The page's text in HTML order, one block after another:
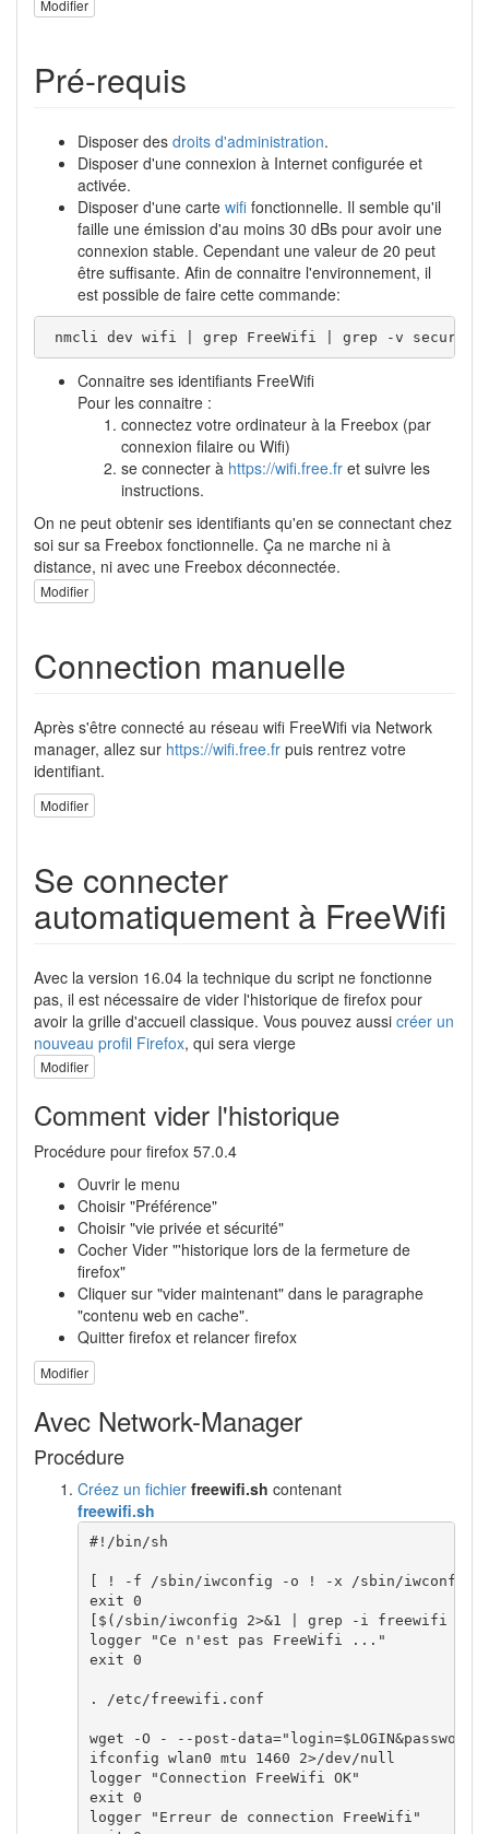
Modifier
Pré-requis
Disposer des droits d'administration.
Disposer d'une connexion à Internet configurée et
activée.
Disposer d'une carte wifi fonctionnelle. Il semble qu'il
faille une émission d'au moins 30 dBs pour avoir une
connexion stable. Cependant une valeur de 20 peut
être suffisante. Afin de connaitre l'environnement, il
est possible de faire cette commande:
nmcli dev wifi | grep FreeWifi | grep -v
Connaitre ses identifiants FreeWifi
Pour les connaitre :
connectez votre ordinateur à la Freebox (par
connexion filaire ou Wifi)
se connecter à https://wifi.free.fr et suivre les
instructions.
On ne peut obtenir ses identifiants qu'en se connectant chez
soi sur sa Freebox fonctionnelle. Ça ne marche ni à
distance, ni avec une Freebox déconnectée.
Modifier
Connection manuelle
Après s'être connecté au réseau wifi FreeWifi via Network
manager, allez sur https://wifi.free.fr puis rentrez votre
identifiant.
Modifier
Se connecter
automatiquement à FreeWifi
Avec la version 16.04 la technique du script ne fonctionne
pas, il est nécessaire de vider l'historique de firefox pour
avoir la grille d'accueil classique. Vous pouvez aussi créer un
nouveau profil Firefox, qui sera vierge
Modifier
Comment vider l'historique
Procédure pour firefox 57.0.4
Ouvrir le menu
Choisir "Préférence"
Choisir "vie privée et sécurité"
Cocher Vider "'historique lors de la fermeture de
firefox"
Cliquer sur "vider maintenant" dans le paragraphe
"contenu web en cache".
Quitter firefox et relancer firefox
Modifier
Avec Network-Manager
Procédure
Créez un fichier freewifi.sh contenant
freewifi.sh
#!/bin/sh
! -f /sbin/iwconfig -o ! -x /sbin/iwconfig
exit 0
$ ( /sbin/iwconfig 2>&1 grep -i freewifi
logger
"Ce n'est pas FreeWifi ..."
exit 0
. /etc/freewifi.conf
wget -O - --post-data="login=$LOGIN&password=
ifconfig wlan0 mtu 1460 2>/dev/null
logger
"Connection FreeWifi OK"
exit 0
logger
"Erreur de connection FreeWifi"